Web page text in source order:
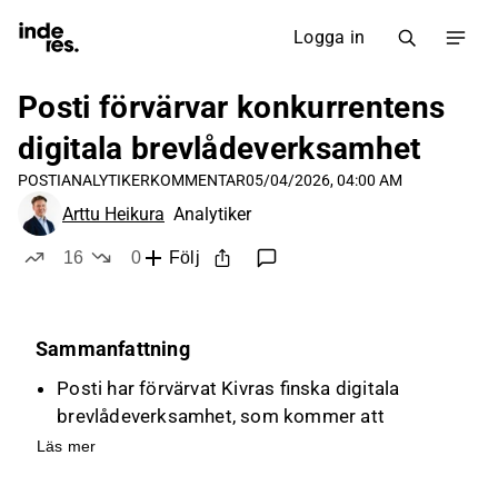
Logga in
Posti förvärvar konkurrentens
digitala brevlådeverksamhet
POSTIANALYTIKERKOMMENTAR05/04/2026, 04:00 AM
Arttu Heikura Analytiker
16
0
Följ
Sammanfattning
Posti har förvärvat Kivras finska digitala
brevlådeverksamhet, som kommer att
integreras i OmaPosti.
Läs mer